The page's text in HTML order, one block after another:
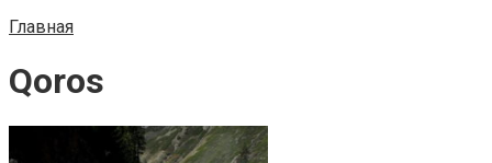
Главная
Qoros